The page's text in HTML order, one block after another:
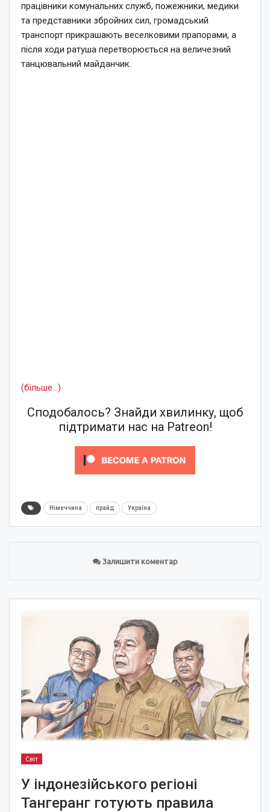
працівники комунальних служб, пожежники, медики
та представники збройних сил, громадський
транспорт прикрашають веселковими прапорами, а
після ходи ратуша перетворюється на величезний
танцювальний майданчик.
(більше…)
Сподобалось? Знайди хвилинку, щоб
підтримати нас на Patreon!
Німеччина прайд Україна
Залишити коментар
Світ
У індонезійського регіоні
Тангеранг готують правила